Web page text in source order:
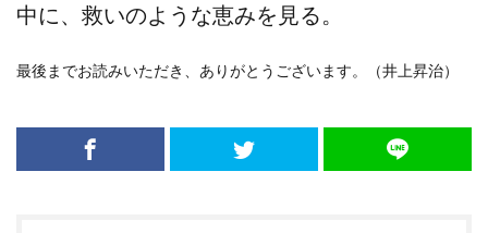
中に、救いのような恵みを見る。
最後までお読みいただき、ありがとうございます。（井上昇治）